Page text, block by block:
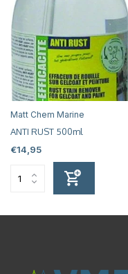
Matt Chem Marine
ANTI RUST 500ml
€14,95